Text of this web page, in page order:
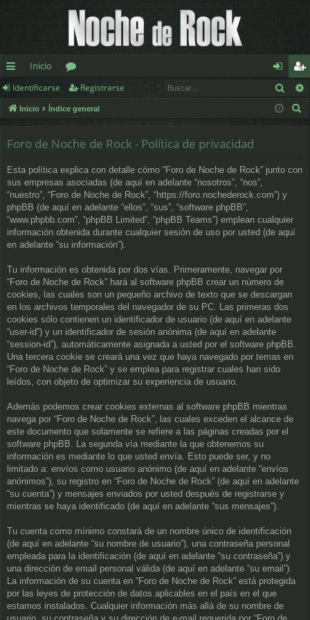
nl
ac
pi
d
os
Inicio
or
os
de
nt
e
eg
ist
Identificarse Registrarse
Inicio Índice general
Foro de Noche de Rock - Política de privacidad
Esta política explica con detalle cómo “Foro de Noche de Rock” junto con
sus empresas asociadas (de aquí en adelante “nosotros”, “nos”,
“nuestro”, “Foro de Noche de Rock”, “https://foro.nochederock.com”) y
phpBB (de aquí en adelante “ellos”, “sus”, “software phpBB”,
“www.phpbb.com”, “phpBB Limited”, “phpBB Teams”) emplean cualquier
información obtenida durante cualquier sesión de uso por usted (de aquí
en adelante “su información”).
Tu información es obtenida por dos vías. Primeramente, navegar por
“Foro de Noche de Rock” hará al software phpBB crear un número de
cookies, las cuales son un pequeño archivo de texto que se descargan
en los archivos temporales del navegador de su PC. Las primeras dos
cookies sólo contienen un identificador de usuario (de aquí en adelante
“user-id”) y un identificador de sesión anónima (de aquí en adelante
“session-id”), automáticamente asignada a usted por el software phpBB.
Una tercera cookie se creará una vez que haya navegado por temas en
“Foro de Noche de Rock” y se emplea para registrar cuales han sido
leídos, con objeto de optimizar su experiencia de usuario.
Además podemos crear cookies externas al software phpBB mientras
navega por “Foro de Noche de Rock”, las cuales exceden el alcance de
este documento que solamente se refiere a las páginas creadas por el
software phpBB. La segunda vía mediante la que obtenemos su
información es mediante lo que usted envía. Esto puede ser, y no
limitado a: envíos como usuario anónimo (de aquí en adelante “envíos
anónimos”), su registro en “Foro de Noche de Rock” (de aquí en adelante
“su cuenta”) y mensajes enviados por usted después de registrarse y
mientras se haya identificado (de aquí en adelante “sus mensajes”).
Tu cuenta como mínimo constará de un nombre único de identificación
(de aquí en adelante “su nombre de usuario”), una contraseña personal
empleada para la identificación (de aquí en adelante “su contraseña”) y
una dirección de email personal válida (de aquí en adelante “su email”).
La información de su cuenta en “Foro de Noche de Rock” está protegida
por las leyes de protección de datos aplicables en el país en el que
estamos instalados. Cualquier información más allá de su nombre de
usuario, su contraseña y su dirección de e-mail requerida por “Foro de